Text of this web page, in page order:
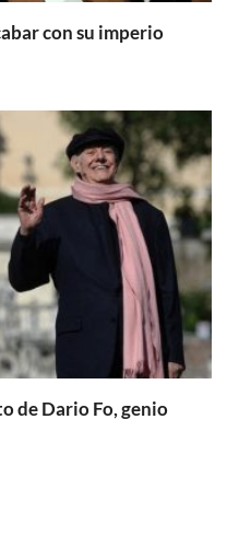
con su imperio
de Dario Fo, genio